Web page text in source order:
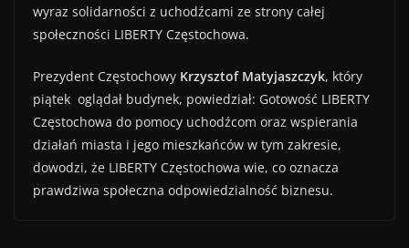
wyraz solidarności z uchodźcami ze strony całej
społeczności LIBERTY Częstochowa.
Prezydent Częstochowy Krzysztof Matyjaszczyk, który
piątek oglądał budynek, powiedział: Gotowość LIBERTY
Częstochowa do pomocy uchodźcom oraz wspierania
działań miasta i jego mieszkańców w tym zakresie,
dowodzi, że LIBERTY Częstochowa wie, co oznacza
prawdziwa społeczna odpowiedzialność biznesu.